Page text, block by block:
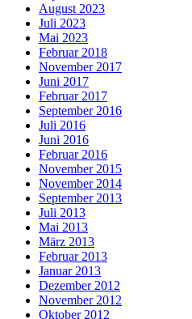
August 2023
Juli 2023
Mai 2023
Februar 2018
November 2017
Juni 2017
Februar 2017
September 2016
Juli 2016
Juni 2016
Februar 2016
November 2015
November 2014
September 2013
Juli 2013
Mai 2013
März 2013
Februar 2013
Januar 2013
Dezember 2012
November 2012
Oktober 2012